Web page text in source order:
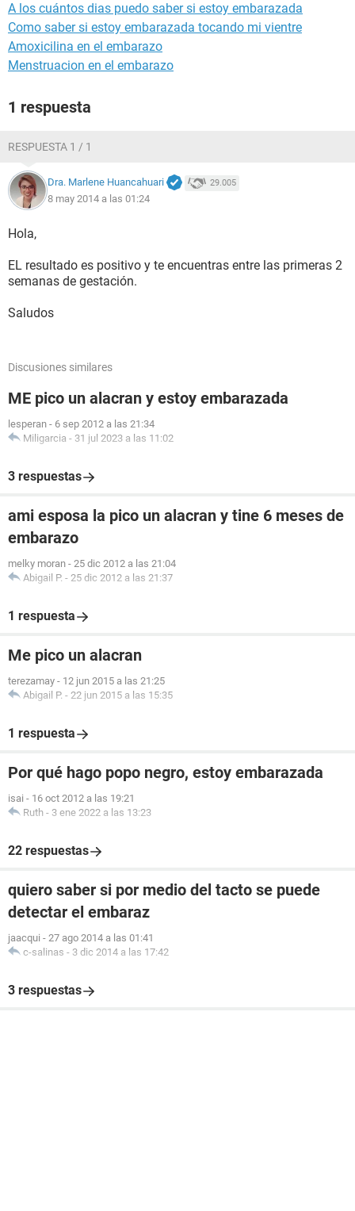
A los cuántos dias puedo saber si estoy embarazada
Como saber si estoy embarazada tocando mi vientre
Amoxicilina en el embarazo
Menstruacion en el embarazo
1 respuesta
RESPUESTA 1 / 1
Dra. Marlene Huancahuari 29.005
8 may 2014 a las 01:24
Hola,
EL resultado es positivo y te encuentras entre las primeras 2
semanas de gestación.
Saludos
Discusiones similares
ME pico un alacran y estoy embarazada
lesperan - 6 sep 2012 a las 21:34
Miligarcia - 31 jul 2023 a las 11:02
3 respuestas
ami esposa la pico un alacran y tine 6 meses de
embarazo
melky moran - 25 dic 2012 a las 21:04
Abigail P. - 25 dic 2012 a las 21:37
1 respuesta
Me pico un alacran
terezamay - 12 jun 2015 a las 21:25
Abigail P. - 22 jun 2015 a las 15:35
1 respuesta
Por qué hago popo negro, estoy embarazada
isai - 16 oct 2012 a las 19:21
Ruth - 3 ene 2022 a las 13:23
22 respuestas
quiero saber si por medio del tacto se puede
detectar el embaraz
jaacqui - 27 ago 2014 a las 01:41
c-salinas - 3 dic 2014 a las 17:42
3 respuestas